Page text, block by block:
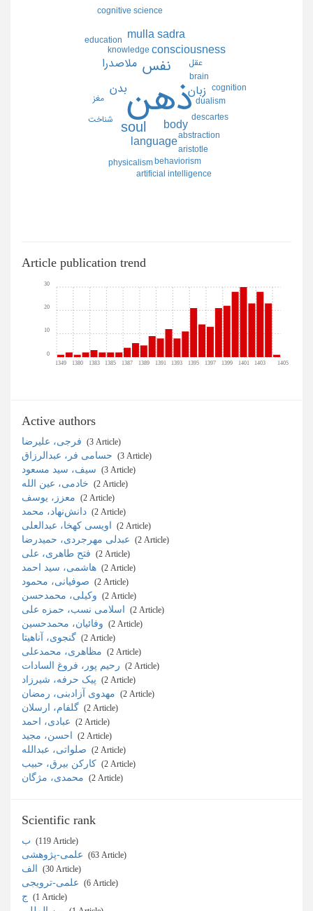
ذهن
نفس
soul
body
language
بدن زبان
ملاصدرا
consciousness
mulla sadra
brain
knowledge
عقل
dualism
مغز
descartes
physicalism
شناخت
abstraction
aristotle
artificial intelligence
behaviorism
cognition
cognitive science
education
Article publication trend
1349 1380 1383 1385 1387 1389 1391 1393 1395 1397 1399 1401 1403 1405
0
10
20
30
Active authors
‎ (3 Article)
‎ (3 Article)
‎ (3 Article)
‎ (2 Article)
‎ (2 Article)
‎ (2 Article)
‎ (2 Article)
‎ (2 Article)
‎ (2 Article)
‎ (2 Article)
‎ (2 Article)
‎ (2 Article)
‎ (2 Article)
‎ (2 Article)
‎ (2 Article)
‎ (2 Article)
‎ (2 Article)
‎ (2 Article)
‎ (2 Article)
‎ (2 Article)
‎ (2 Article)
‎ (2 Article)
‎ (2 Article)
‎ (2 Article)
‎ (2 Article)
Scientific rank
‎ (119 Article)
‎ (63 Article)
‎ (30 Article)
‎ (6 Article)
‎ (1 Article)